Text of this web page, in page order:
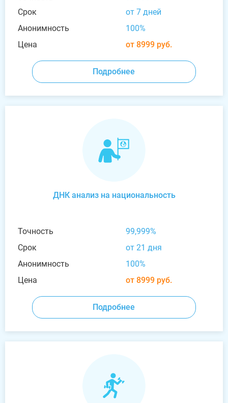
Срок
от 7 дней
Анонимность
100%
Цена
от 8999 руб.
Подробнее
ДНК анализ на национальность
Точность
99,999%
Срок
от 21 дня
Анонимность
100%
Цена
от 8999 руб.
Подробнее